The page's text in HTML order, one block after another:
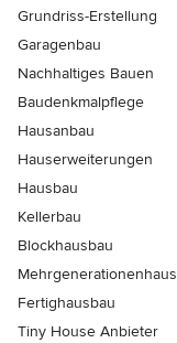
Grundriss-Erstellung
Garagenbau
Nachhaltiges Bauen
Baudenkmalpflege
Hausanbau
Hauserweiterungen
Hausbau
Kellerbau
Blockhausbau
Mehrgenerationenhaus
Fertighausbau
Tiny House Anbieter